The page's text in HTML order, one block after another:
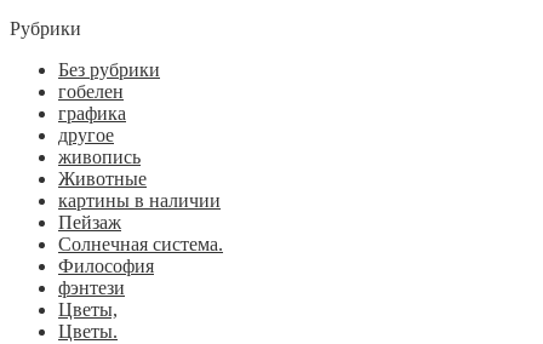
Рубрики
Без рубрики
гобелен
графика
другое
живопись
Животные
картины в наличии
Пейзаж
Солнечная система.
Философия
фэнтези
Цветы,
Цветы.